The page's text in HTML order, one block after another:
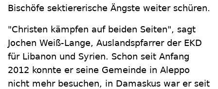
Bischöfe sektiererische Ängste weiter schüren.
"Christen kämpfen auf beiden Seiten", sagt
Jochen Weiß-Lange, Auslandspfarrer der EKD
für Libanon und Syrien. Schon seit Anfang
2012 konnte er seine Gemeinde in Aleppo
nicht mehr besuchen, in Damaskus war er seit